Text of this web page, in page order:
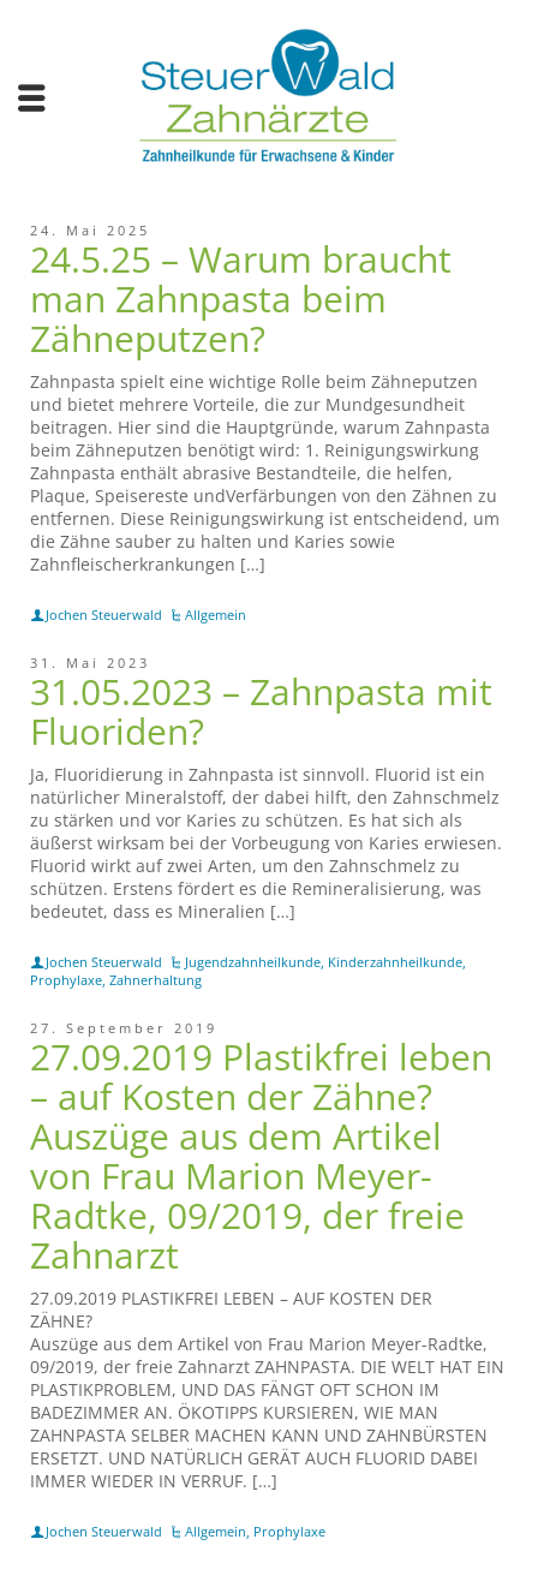
24. Mai 2025
24.5.25 – Warum braucht
man Zahnpasta beim
Zähneputzen?
Zahnpasta spielt eine wichtige Rolle beim Zähneputzen
und bietet mehrere Vorteile, die zur Mundgesundheit
beitragen. Hier sind die Hauptgründe, warum Zahnpasta
beim Zähneputzen benötigt wird: 1. Reinigungswirkung
Zahnpasta enthält abrasive Bestandteile, die helfen,
Plaque, Speisereste undVerfärbungen von den Zähnen zu
entfernen. Diese Reinigungswirkung ist entscheidend, um
die Zähne sauber zu halten und Karies sowie
Zahnfleischerkrankungen […]
Jochen Steuerwald Allgemein
31. Mai 2023
31.05.2023 – Zahnpasta mit
Fluoriden?
Ja, Fluoridierung in Zahnpasta ist sinnvoll. Fluorid ist ein
natürlicher Mineralstoff, der dabei hilft, den Zahnschmelz
zu stärken und vor Karies zu schützen. Es hat sich als
äußerst wirksam bei der Vorbeugung von Karies erwiesen.
Fluorid wirkt auf zwei Arten, um den Zahnschmelz zu
schützen. Erstens fördert es die Remineralisierung, was
bedeutet, dass es Mineralien […]
Jochen Steuerwald Jugendzahnheilkunde, Kinderzahnheilkunde,
Prophylaxe, Zahnerhaltung
27. September 2019
27.09.2019 Plastikfrei leben
– auf Kosten der Zähne?
Auszüge aus dem Artikel
von Frau Marion Meyer-
Radtke, 09/2019, der freie
Zahnarzt
27.09.2019 PLASTIKFREI LEBEN – AUF KOSTEN DER
Auszüge aus dem Artikel von Frau Marion Meyer-Radtke,
09/2019, der freie Zahnarzt ZAHNPASTA. DIE WELT HAT EIN
PLASTIKPROBLEM, UND DAS FÄNGT OFT SCHON IM
BADEZIMMER AN. ÖKOTIPPS KURSIEREN, WIE MAN
ZAHNPASTA SELBER MACHEN KANN UND ZAHNBÜRSTEN
ERSETZT. UND NATÜRLICH GERÄT AUCH FLUORID DABEI
IMMER WIEDER IN VERRUF. […]
Jochen Steuerwald Allgemein, Prophylaxe